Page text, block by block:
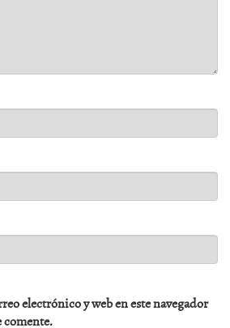
electrónico y web en este navegador
comente.